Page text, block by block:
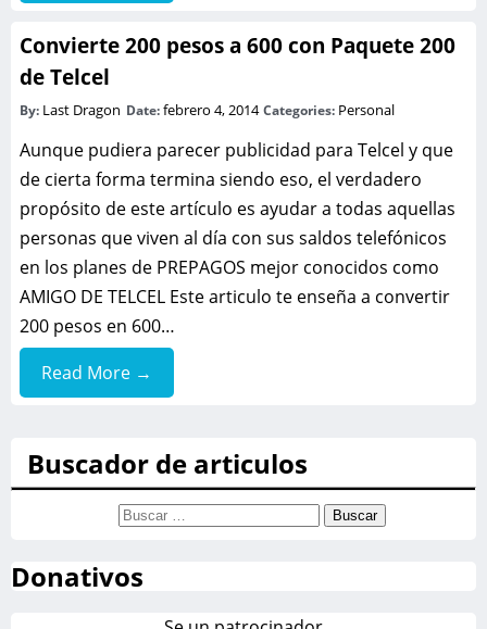
Convierte 200 pesos a 600 con Paquete 200
de Telcel
By: Last Dragon Date:febrero 4, 2014Categories: Personal
Aunque pudiera parecer publicidad para Telcel y que
de cierta forma termina siendo eso, el verdadero
propósito de este artículo es ayudar a todas aquellas
personas que viven al día con sus saldos telefónicos
en los planes de PREPAGOS mejor conocidos como
AMIGO DE TELCEL Este articulo te enseña a convertir
200 pesos en 600…
Read More →
Buscador de articulos
Buscar:
Donativos